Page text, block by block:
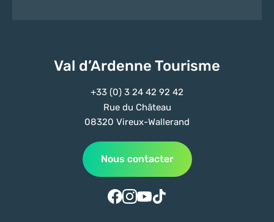
Val d’Ardenne Tourisme
+33 (0) 3 24 42 92 42
Rue du Château
08320 Vireux-Wallerand
Nous contacter
Suivez-nous sur Facebook
Suivez-nous sur Instagram
Suivez-nous sur Youtube
Suivez-nous sur Tiktok